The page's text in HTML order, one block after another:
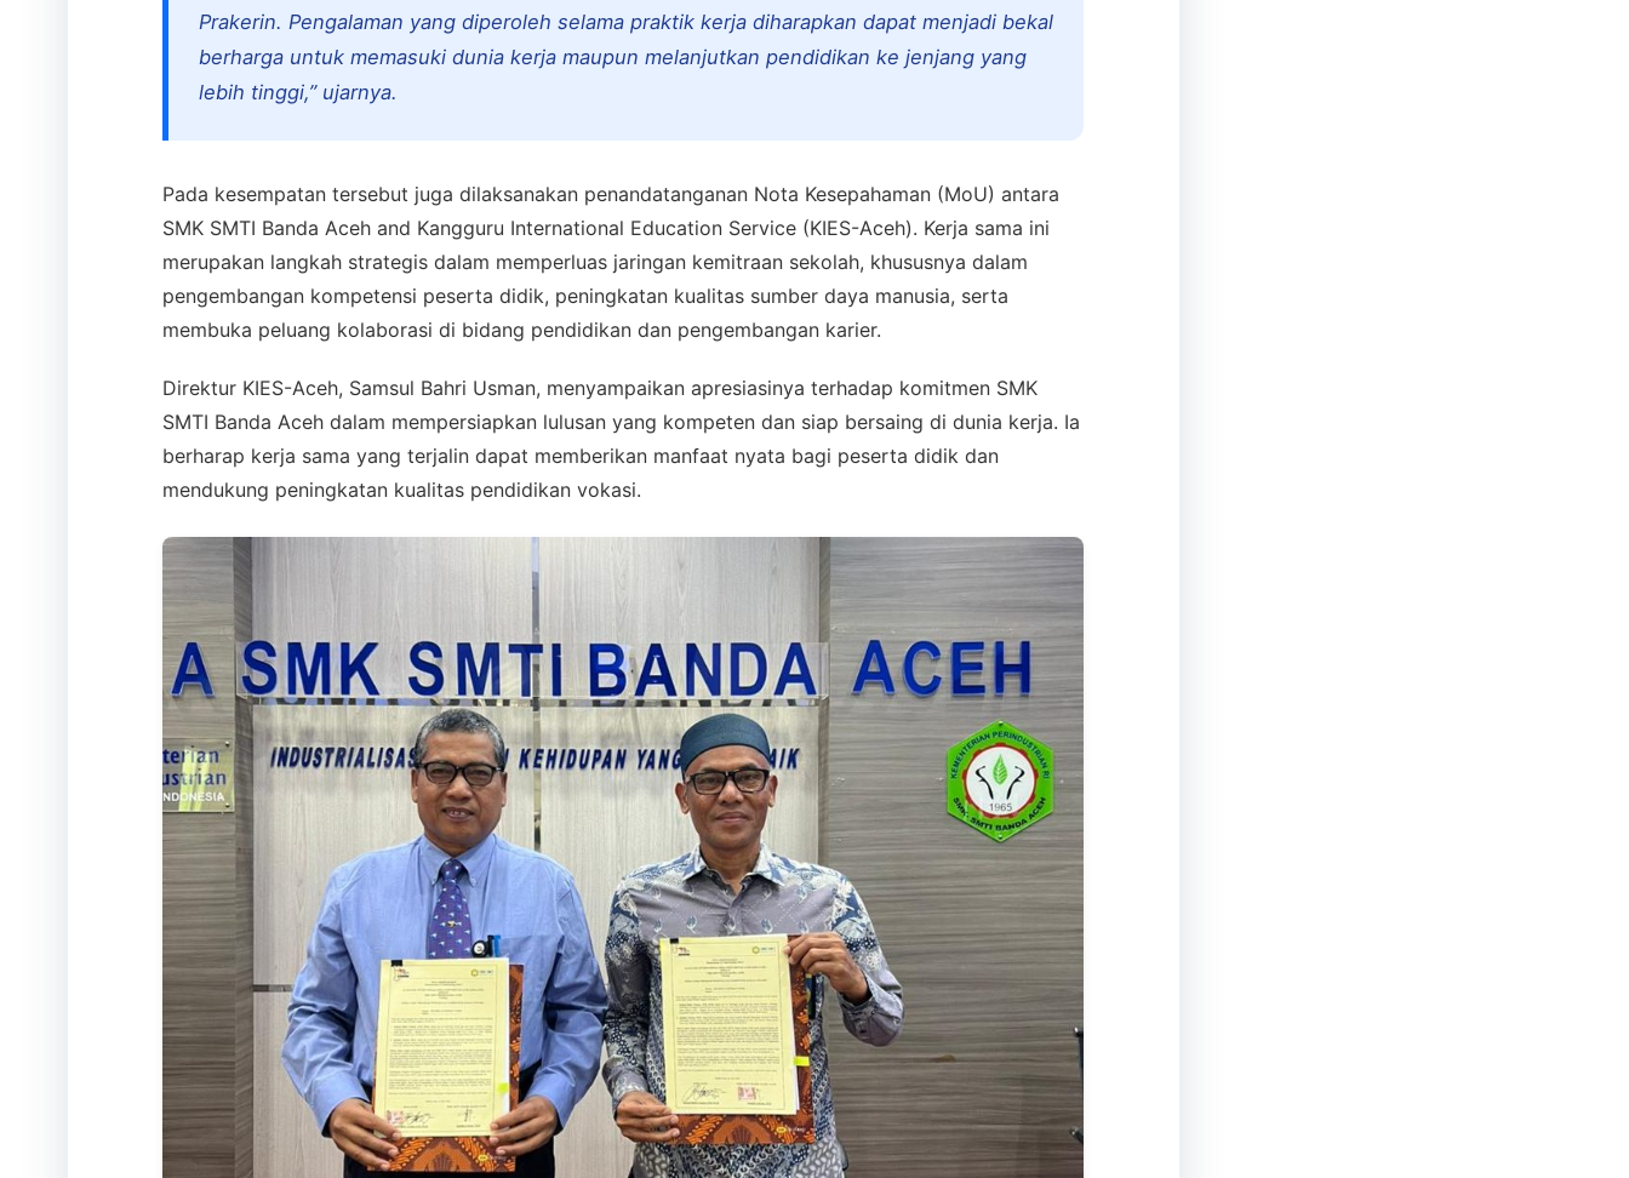
Prakerin. Pengalaman yang diperoleh selama praktik kerja diharapkan dapat menjadi bekal
berharga untuk memasuki dunia kerja maupun melanjutkan pendidikan ke jenjang yang
lebih tinggi,” ujarnya.
Pada kesempatan tersebut juga dilaksanakan penandatanganan Nota Kesepahaman (MoU) antara
SMK SMTI Banda Aceh and Kangguru International Education Service (KIES-Aceh). Kerja sama ini
merupakan langkah strategis dalam memperluas jaringan kemitraan sekolah, khususnya dalam
pengembangan kompetensi peserta didik, peningkatan kualitas sumber daya manusia, serta
membuka peluang kolaborasi di bidang pendidikan dan pengembangan karier.
Direktur KIES-Aceh, Samsul Bahri Usman, menyampaikan apresiasinya terhadap komitmen SMK
SMTI Banda Aceh dalam mempersiapkan lulusan yang kompeten dan siap bersaing di dunia kerja. Ia
berharap kerja sama yang terjalin dapat memberikan manfaat nyata bagi peserta didik dan
mendukung peningkatan kualitas pendidikan vokasi.